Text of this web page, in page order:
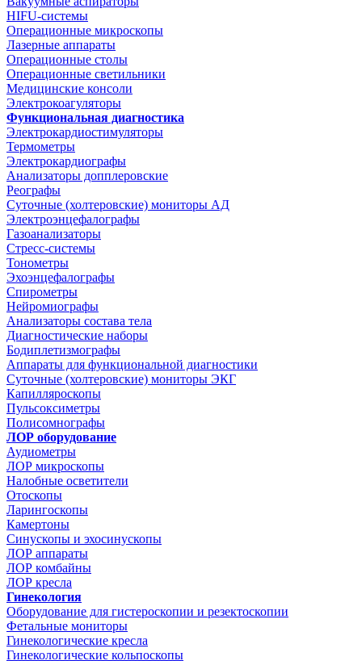
HIFU-системы
Операционные микроскопы
Лазерные аппараты
Операционные столы
Операционные светильники
Медицинские консоли
Электрокоагуляторы
Функциональная диагностика
Электрокардиостимуляторы
Термометры
Электрокардиографы
Анализаторы допплеровские
Реографы
Суточные (холтеровские) мониторы АД
Электроэнцефалографы
Газоанализаторы
Стресс-системы
Тонометры
Эхоэнцефалографы
Спирометры
Нейромиографы
Анализаторы состава тела
Диагностические наборы
Бодиплетизмографы
Аппараты для функциональной диагностики
Суточные (холтеровские) мониторы ЭКГ
Капилляроскопы
Пульсоксиметры
Полисомнографы
ЛОР оборудование
Аудиометры
ЛОР микроскопы
Налобные осветители
Отоскопы
Ларингоскопы
Камертоны
Синускопы и эхосинускопы
ЛОР аппараты
ЛОР комбайны
ЛОР кресла
Гинекология
Оборудование для гистероскопии и резектоскопии
Фетальные мониторы
Гинекологические кресла
Гинекологические кольпоскопы